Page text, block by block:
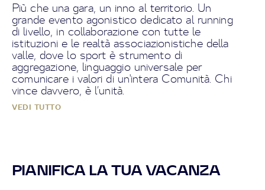
Più che una gara, un inno al territorio. Un
grande evento agonistico dedicato al running
di livello, in collaborazione con tutte le
istituzioni e le realtà associazionistiche della
valle, dove lo sport è strumento di
aggregazione, linguaggio universale per
comunicare i valori di un'intera Comunità. Chi
vince davvero, è l’unità.
VEDI TUTTO
PIANIFICA LA TUA VACANZA